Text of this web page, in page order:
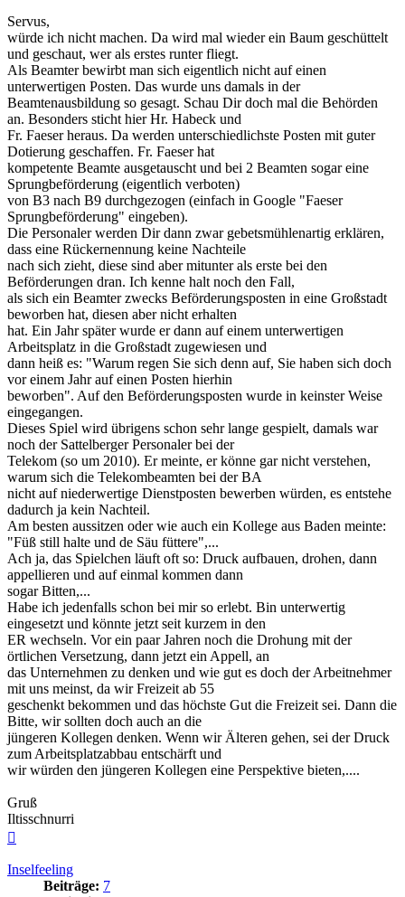
Servus,
würde ich nicht machen. Da wird mal wieder ein Baum geschüttelt
und geschaut, wer als erstes runter fliegt.
Als Beamter bewirbt man sich eigentlich nicht auf einen
unterwertigen Posten. Das wurde uns damals in der
Beamtenausbildung so gesagt. Schau Dir doch mal die Behörden
an. Besonders sticht hier Hr. Habeck und
Fr. Faeser heraus. Da werden unterschiedlichste Posten mit guter
Dotierung geschaffen. Fr. Faeser hat
kompetente Beamte ausgetauscht und bei 2 Beamten sogar eine
Sprungbeförderung (eigentlich verboten)
von B3 nach B9 durchgezogen (einfach in Google "Faeser
Sprungbeförderung" eingeben).
Die Personaler werden Dir dann zwar gebetsmühlenartig erklären,
dass eine Rückernennung keine Nachteile
nach sich zieht, diese sind aber mitunter als erste bei den
Beförderungen dran. Ich kenne halt noch den Fall,
als sich ein Beamter zwecks Beförderungsposten in eine Großstadt
beworben hat, diesen aber nicht erhalten
hat. Ein Jahr später wurde er dann auf einem unterwertigen
Arbeitsplatz in die Großstadt zugewiesen und
dann heiß es: "Warum regen Sie sich denn auf, Sie haben sich doch
vor einem Jahr auf einen Posten hierhin
beworben". Auf den Beförderungsposten wurde in keinster Weise
eingegangen.
Dieses Spiel wird übrigens schon sehr lange gespielt, damals war
noch der Sattelberger Personaler bei der
Telekom (so um 2010). Er meinte, er könne gar nicht verstehen,
warum sich die Telekombeamten bei der BA
nicht auf niederwertige Dienstposten bewerben würden, es entstehe
dadurch ja kein Nachteil.
Am besten aussitzen oder wie auch ein Kollege aus Baden meinte:
"Füß still halte und de Säu füttere",...
Ach ja, das Spielchen läuft oft so: Druck aufbauen, drohen, dann
appellieren und auf einmal kommen dann
sogar Bitten,...
Habe ich jedenfalls schon bei mir so erlebt. Bin unterwertig
eingesetzt und könnte jetzt seit kurzem in den
ER wechseln. Vor ein paar Jahren noch die Drohung mit der
örtlichen Versetzung, dann jetzt ein Appell, an
das Unternehmen zu denken und wie gut es doch der Arbeitnehmer
mit uns meinst, da wir Freizeit ab 55
geschenkt bekommen und das höchste Gut die Freizeit sei. Dann die
Bitte, wir sollten doch auch an die
jüngeren Kollegen denken. Wenn wir Älteren gehen, sei der Druck
zum Arbeitsplatzabbau entschärft und
wir würden den jüngeren Kollegen eine Perspektive bieten,....
Gruß
Iltisschnurri
Inselfeeling
Beiträge: 7